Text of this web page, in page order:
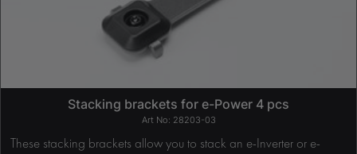
Stacking brackets for e-Power 4 pcs
28203-03
These stacking brackets allow you to stack an e-Inverter or e-